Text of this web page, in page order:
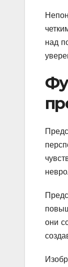
над
они